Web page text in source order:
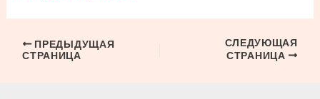
Навигация
ПРЕДЫДУЩАЯ
СТРАНИЦА
СЛЕДУЮЩАЯ
СТРАНИЦА